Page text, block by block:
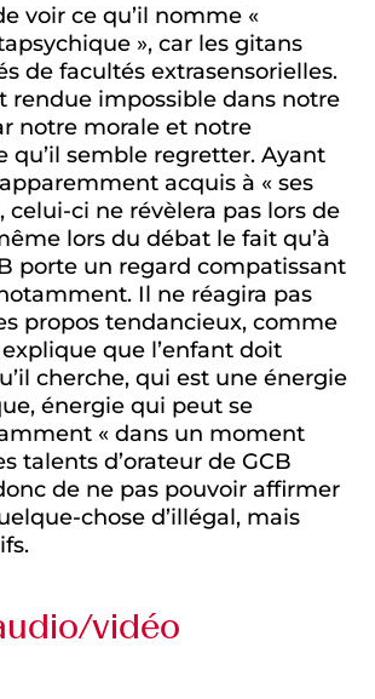
voir ce qu’il nomme «
», car les gitans
de facultés extrasensorielles.
rendue impossible dans notre
notre morale et notre
qu’il semble regretter. Ayant
acquis à « ses
celui-ci ne révèlera pas lors de
lors du débat le fait qu’à
porte un regard compatissant
Il ne réagira pas
propos tendancieux, comme
que l’enfant doit
cherche, qui est une énergie
énergie qui peut se
« dans un moment
talents d’orateur de GCB
de ne pas pouvoir affirmer
chose d’illégal, mais
vidéo